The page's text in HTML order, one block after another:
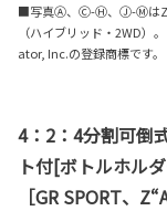
■写真Ⓐ、Ⓒ-Ⓗ、Ⓙ-Ⓜは
（ハイブリッド・2WD
ator, Inc.の登録商標です。
4：2：4分割可倒
ト付[ボトルホル
［GR SPORT、